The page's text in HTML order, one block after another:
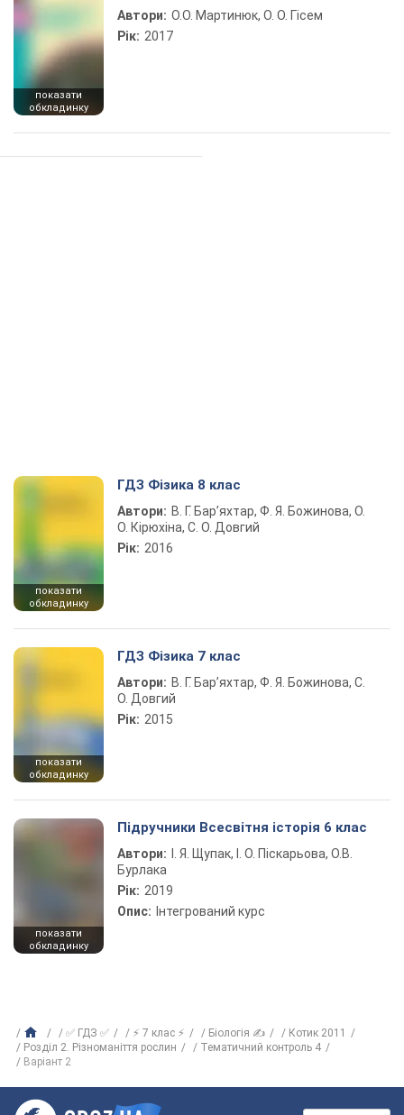
показати
обкладинку
Автори: О.О. Мартинюк, О. О. Гісем
Рік: 2017
показати
обкладинку
ГДЗ Фізика 8 клас
Автори: В. Г. Бар’яхтар, Ф. Я. Божинова, О.
О. Кірюхіна, С. О. Довгий
Рік: 2016
показати
обкладинку
ГДЗ Фізика 7 клас
Автори: В. Г. Бар’яхтар, Ф. Я. Божинова, С.
О. Довгий
Рік: 2015
показати
обкладинку
Підручники Всесвітня історія 6 клас
Автори:
І. Я. Щупак, І. О. Піскарьова, О.В.
Бурлака
Рік: 2019
Опис: Інтегрований курс
✅ ГДЗ ✅ ⚡ 7 клас ⚡ Біологія ✍
Котик 2011
Розділ 2. Різноманіття рослин
Тематичний контроль 4
Варіант 2